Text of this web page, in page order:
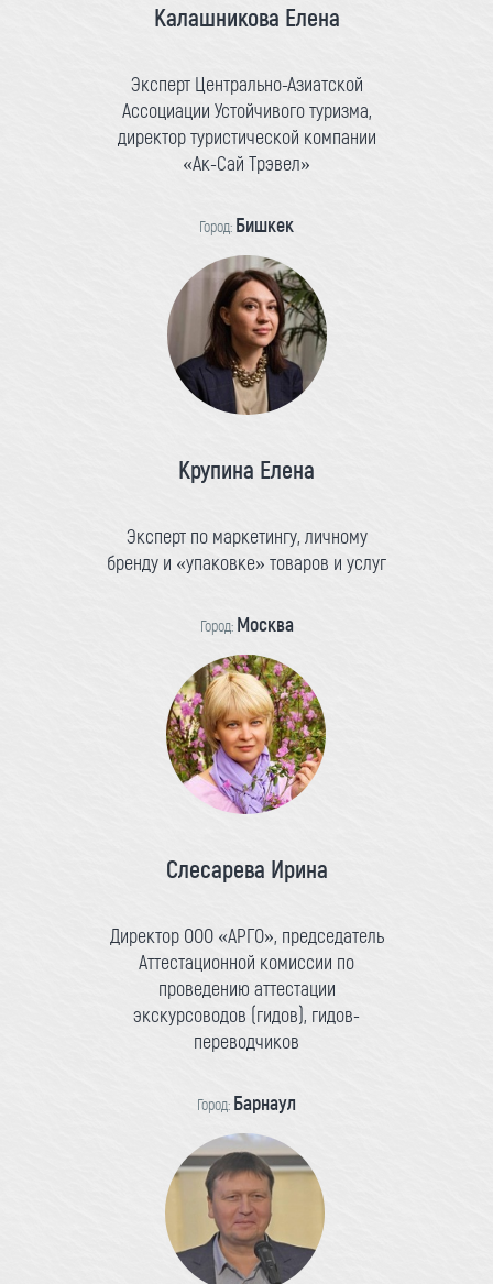
Калашникова Елена
Эксперт Центрально-Азиатской
Ассоциации Устойчивого туризма,
директор туристической компании
«Ак-Сай Трэвел»
Город: Бишкек
Крупина Елена
Эксперт по маркетингу, личному
бренду и «упаковке» товаров и услуг
Город: Москва
Слесарева Ирина
Директор ООО «АРГО», председатель
Аттестационной комиссии по
проведению аттестации
экскурсоводов (гидов), гидов-
переводчиков
Город: Барнаул